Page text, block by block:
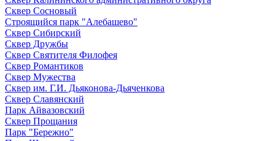
Сквер Сосновый
Строящийся парк "Алебашево"
Сквер Сибирский
Сквер Дружбы
Сквер Святителя Филофея
Сквер Романтиков
Сквер Мужества
Сквер им. Г.И. Дьяконова-Дьяченкова
Сквер Славянский
Парк Айвазовский
Сквер Прощания
Парк "Бережно"